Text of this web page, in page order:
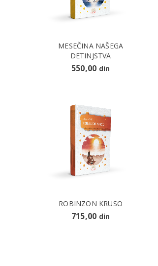
MESEČINA NAŠEGA
DETINJSTVA
550,00 din
ROBINZON KRUSO
715,00 din